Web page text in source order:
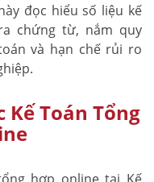
đọc hiểu số liệu kế
chứng từ, nắm quy
và hạn chế rủi ro
Kế Toán Tổng